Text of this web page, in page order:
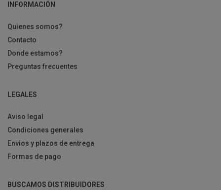
INFORMACIÓN
Quienes somos?
Contacto
Donde estamos?
Preguntas frecuentes
LEGALES
Aviso legal
Condiciones generales
Envios y plazos de entrega
Formas de pago
BUSCAMOS DISTRIBUIDORES